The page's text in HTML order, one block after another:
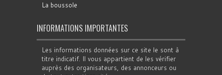
La boussole
INFORMATIONS IMPORTANTES
Les informations données sur ce site le sont à
titre indicatif. Il vous appartient de les vérifier
auprès des organisateurs, des annonceurs ou